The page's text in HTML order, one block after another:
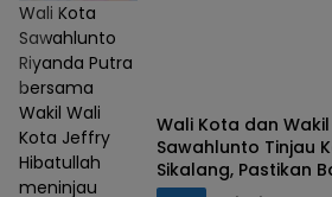
Wali Kota
Sawahlunto
Riyanda Putra
bersama
Wakil Wali
Kota Jeffry
Hibatullah
meninjau
Wali Kota dan
Sawahlunto Tinjau
Sikalang, Pastikan
Mitigasi Bencana